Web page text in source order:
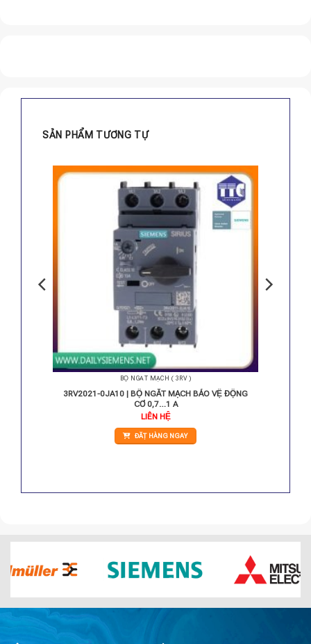
SẢN PHẨM TƯƠNG TỰ
BỘ NGẮT MẠCH ( 3RV )
3RV2021-0JA10 | BỘ NGẮT MẠCH BẢO VỆ ĐỘNG
CƠ 0,7…1 A
LIÊN HỆ
ĐẶT HÀNG NGAY